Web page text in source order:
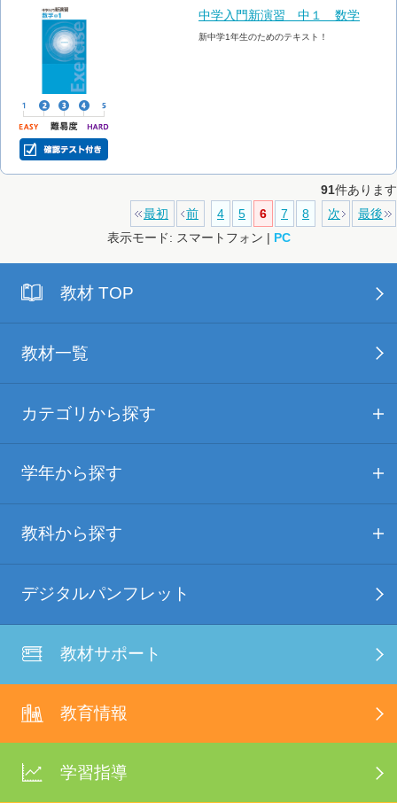
中学入門新演習 中１ 数学
新中学1年生のためのテキスト！
91件あります
最初
前 4 5 6 7 8 次
最後
表示モード: スマートフォン | PC
教材 TOP
教材一覧
カテゴリから探す
学年から探す
教科から探す
デジタルパンフレット
教材サポート
教育情報
学習指導